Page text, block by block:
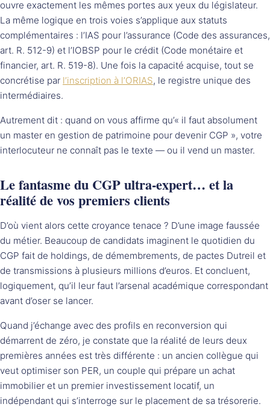
ouvre exactement les mêmes portes aux yeux du législateur.
La même logique en trois voies s’applique aux statuts
complémentaires : l’IAS pour l’assurance (Code des assurances,
art. R. 512-9) et l’IOBSP pour le crédit (Code monétaire et
financier, art. R. 519-8). Une fois la capacité acquise, tout se
concrétise par l’inscription à l’ORIAS, le registre unique des
intermédiaires.
Autrement dit : quand on vous affirme qu’« il faut absolument
un master en gestion de patrimoine pour devenir CGP », votre
interlocuteur ne connaît pas le texte — ou il vend un master.
Le fantasme du CGP ultra-expert… et la
réalité de vos premiers clients
D’où vient alors cette croyance tenace ? D’une image faussée
du métier. Beaucoup de candidats imaginent le quotidien du
CGP fait de holdings, de démembrements, de pactes Dutreil et
de transmissions à plusieurs millions d’euros. Et concluent,
logiquement, qu’il leur faut l’arsenal académique correspondant
avant d’oser se lancer.
Quand j’échange avec des profils en reconversion qui
démarrent de zéro, je constate que la réalité de leurs deux
premières années est très différente : un ancien collègue qui
veut optimiser son PER, un couple qui prépare un achat
immobilier et un premier investissement locatif, un
indépendant qui s’interroge sur le placement de sa trésorerie.